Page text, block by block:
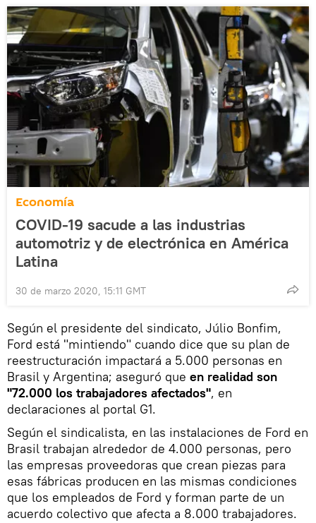
Economía
COVID-19 sacude a las industrias
automotriz y de electrónica en América
Latina
30 de marzo 2020, 15:11 GMT
Según el presidente del sindicato, Júlio Bonfim,
Ford está "mintiendo" cuando dice que su plan de
reestructuración impactará a 5.000 personas en
Brasil y Argentina; aseguró que en realidad son
"72.000 los trabajadores afectados", en
declaraciones al portal G1.
Según el sindicalista, en las instalaciones de Ford en
Brasil trabajan alrededor de 4.000 personas, pero
las empresas proveedoras que crean piezas para
esas fábricas producen en las mismas condiciones
que los empleados de Ford y forman parte de un
acuerdo colectivo que afecta a 8.000 trabajadores.